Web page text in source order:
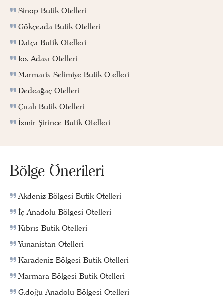
Sinop Butik Otelleri
Gökçeada Butik Otelleri
Datça Butik Otelleri
Ios Adası Otelleri
Marmaris Selimiye Butik Otelleri
Dedeağaç Otelleri
Çıralı Butik Otelleri
İzmir Şirince Butik Otelleri
Bölge Önerileri
Akdeniz Bölgesi Butik Otelleri
İç Anadolu Bölgesi Otelleri
Kıbrıs Butik Otelleri
Yunanistan Otelleri
Karadeniz Bölgesi Butik Otelleri
Marmara Bölgesi Butik Otelleri
G.doğu Anadolu Bölgesi Otelleri